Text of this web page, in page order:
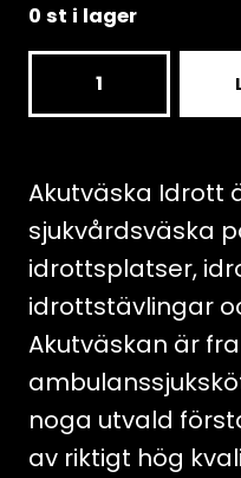
0 st i lager
Idrott
-
Ryggsäck
mängd
Akutväska Idrott
sjukvårdsväska
idrottsplatser,
idrottstävlingar
Akutväskan är
noga utvald
av riktigt hög